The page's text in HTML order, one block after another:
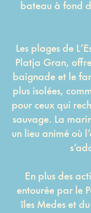
bateau à fond
Les plages de
Platja Gran,
baignade et le
plus isolées,
pour ceux qui
sauvage. La
un lieu animé où
En plus des
entourée par le
îles Medes et